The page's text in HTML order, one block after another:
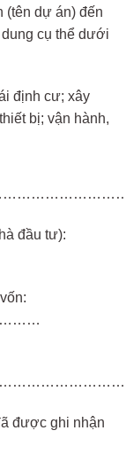
(tên dự án) đến
cụ thể dưới
định cư; xây
bị; vận hành,
đầu tư):
được ghi nhận